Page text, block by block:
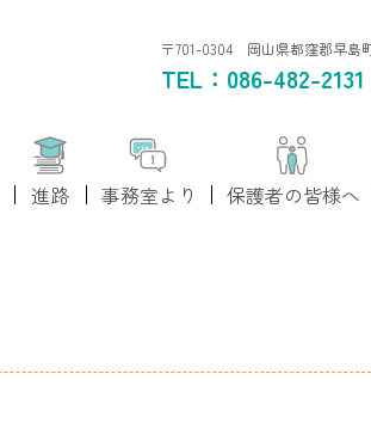
〒701-0304 岡山県都窪郡早島
TEL： 086-482-2131
進路 事務室より 保護者の皆様へ